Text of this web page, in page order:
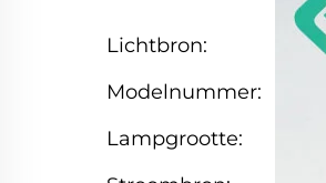
Lichtbron:
Modelnummer:
Lampgrootte: